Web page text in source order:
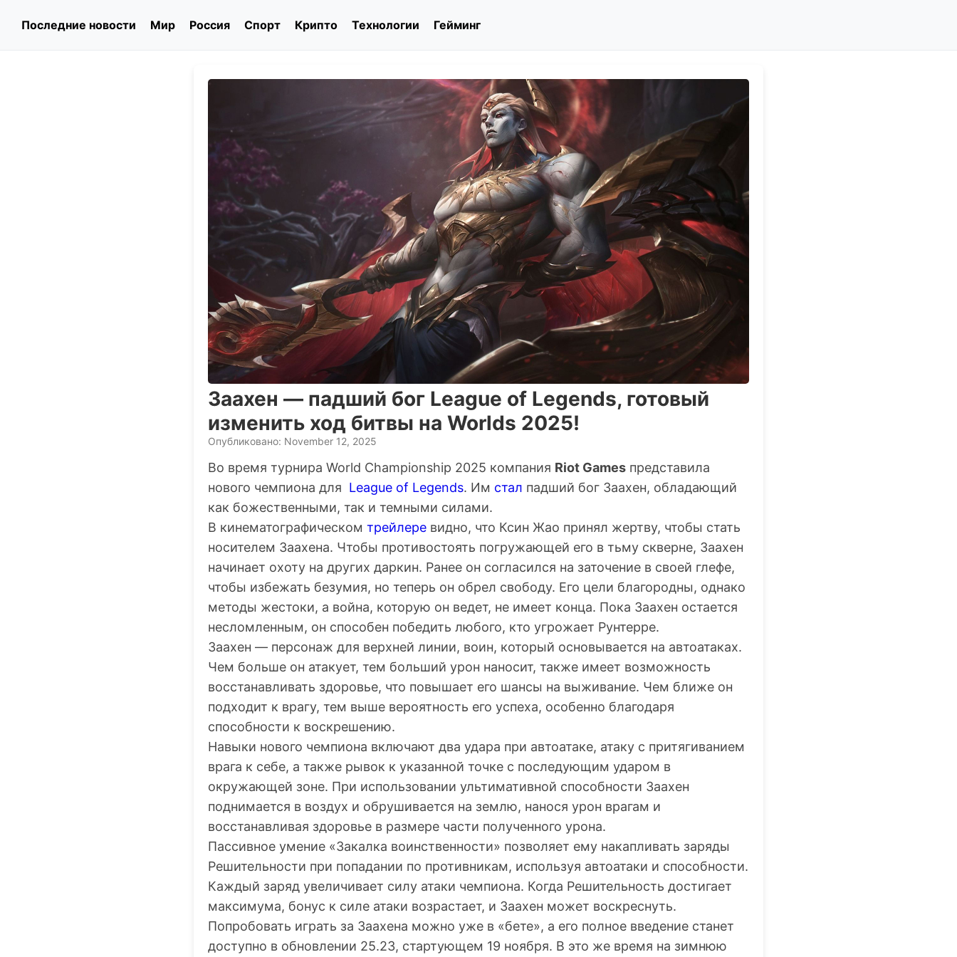
Последние новости Мир Россия Спорт Крипто Технологии Гейминг
Заахен — падший бог League of Legends, готовый
изменить ход битвы на Worlds 2025!
Опубликовано: November 12, 2025
Во время турнира World Championship 2025 компания Riot Games представила
нового чемпиона для League of Legends. Им стал падший бог Заахен, обладающий
как божественными, так и темными силами.
В кинематографическом трейлере видно, что Ксин Жао принял жертву, чтобы стать
носителем Заахена. Чтобы противостоять погружающей его в тьму скверне, Заахен
начинает охоту на других даркин. Ранее он согласился на заточение в своей глефе,
чтобы избежать безумия, но теперь он обрел свободу. Его цели благородны, однако
методы жестоки, а война, которую он ведет, не имеет конца. Пока Заахен остается
несломленным, он способен победить любого, кто угрожает Рунтерре.
Заахен — персонаж для верхней линии, воин, который основывается на автоатаках.
Чем больше он атакует, тем больший урон наносит, также имеет возможность
восстанавливать здоровье, что повышает его шансы на выживание. Чем ближе он
подходит к врагу, тем выше вероятность его успеха, особенно благодаря
способности к воскрешению.
Навыки нового чемпиона включают два удара при автоатаке, атаку с притягиванием
врага к себе, а также рывок к указанной точке с последующим ударом в
окружающей зоне. При использовании ультимативной способности Заахен
поднимается в воздух и обрушивается на землю, нанося урон врагам и
восстанавливая здоровье в размере части полученного урона.
Пассивное умение «Закалка воинственности» позволяет ему накапливать заряды
Решительности при попадании по противникам, используя автоатаки и способности.
Каждый заряд увеличивает силу атаки чемпиона. Когда Решительность достигает
максимума, бонус к силе атаки возрастает, и Заахен может воскреснуть.
Попробовать играть за Заахена можно уже в «бете», а его полное введение станет
доступно в обновлении 25.23, стартующем 19 ноября. В это же время на зимнюю